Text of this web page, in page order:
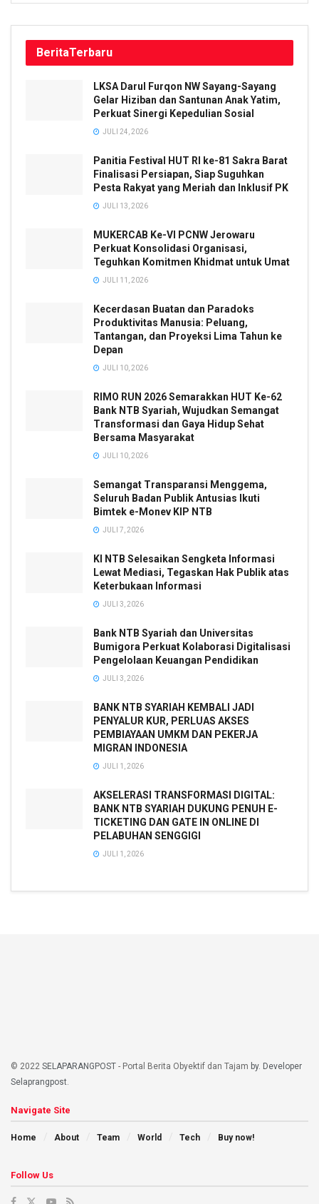
BeritaTerbaru
LKSA Darul Furqon NW Sayang-Sayang
Gelar Hiziban dan Santunan Anak Yatim,
Perkuat Sinergi Kepedulian Sosial
JULI 24, 2026
Panitia Festival HUT RI ke-81 Sakra Barat
Finalisasi Persiapan, Siap Suguhkan
Pesta Rakyat yang Meriah dan Inklusif PK
JULI 13, 2026
MUKERCAB Ke-VI PCNW Jerowaru
Perkuat Konsolidasi Organisasi,
Teguhkan Komitmen Khidmat untuk Umat
JULI 11, 2026
Kecerdasan Buatan dan Paradoks
Produktivitas Manusia: Peluang,
Tantangan, dan Proyeksi Lima Tahun ke
Depan
JULI 10, 2026
RIMO RUN 2026 Semarakkan HUT Ke-62
Bank NTB Syariah, Wujudkan Semangat
Transformasi dan Gaya Hidup Sehat
Bersama Masyarakat
JULI 10, 2026
Semangat Transparansi Menggema,
Seluruh Badan Publik Antusias Ikuti
Bimtek e-Monev KIP NTB
JULI 7, 2026
KI NTB Selesaikan Sengketa Informasi
Lewat Mediasi, Tegaskan Hak Publik atas
Keterbukaan Informasi
JULI 3, 2026
Bank NTB Syariah dan Universitas
Bumigora Perkuat Kolaborasi Digitalisasi
Pengelolaan Keuangan Pendidikan
JULI 3, 2026
BANK NTB SYARIAH KEMBALI JADI
PENYALUR KUR, PERLUAS AKSES
PEMBIAYAAN UMKM DAN PEKERJA
MIGRAN INDONESIA
JULI 1, 2026
AKSELERASI TRANSFORMASI DIGITAL:
BANK NTB SYARIAH DUKUNG PENUH E-
TICKETING DAN GATE IN ONLINE DI
PELABUHAN SENGGIGI
JULI 1, 2026
© 2022 SELAPARANGPOST - Portal Berita Obyektif dan Tajam by. Developer
Selaprangpost.
Navigate Site
Home About Team World Tech Buy now!
Follow Us